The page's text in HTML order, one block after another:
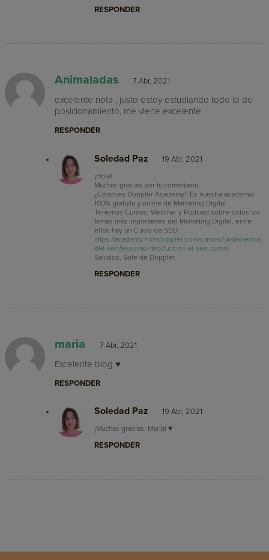
RESPONDER
Animaladas 7 Abr, 2021
excelente nota , justo estoy estudiando todo lo de
posicionamiento, me viene excelente
RESPONDER
Soledad Paz 19 Abr, 2021
¡Hola!
Muchas gracias por tu comentario.
¿Conoces Doppler Academy? Es nuestra academia
100% gratuita y online de Marketing Digital.
Tenemos Cursos, Webinar y Podcast sobre todos los
temas más importantes del Marketing Digital, entre
ellos hay un Curso de SEO:
https://academy.fromdoppler.com/cursos/fundamentos-
del-seo/lessons/introduccion-al-seo-curso/
Saludos, Sole de Doppler.
RESPONDER
maria 7 Abr, 2021
Excelente blog ♥
RESPONDER
Soledad Paz 19 Abr, 2021
¡Muchas gracias, María! ♥
RESPONDER